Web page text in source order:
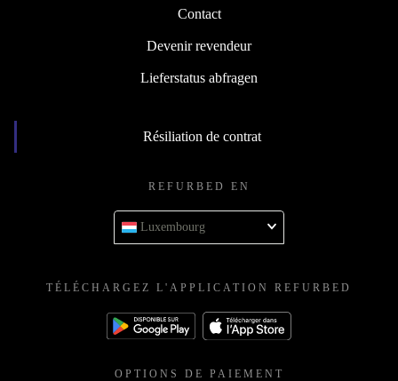
Contact
Devenir revendeur
Lieferstatus abfragen
Résiliation de contrat
REFURBED EN
Luxembourg
TÉLÉCHARGEZ L'APPLICATION REFURBED
OPTIONS DE PAIEMENT